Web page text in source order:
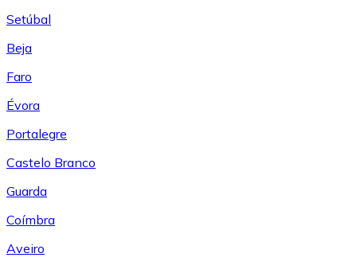
Setúbal
Beja
Faro
Évora
Portalegre
Castelo Branco
Guarda
Coímbra
Aveiro